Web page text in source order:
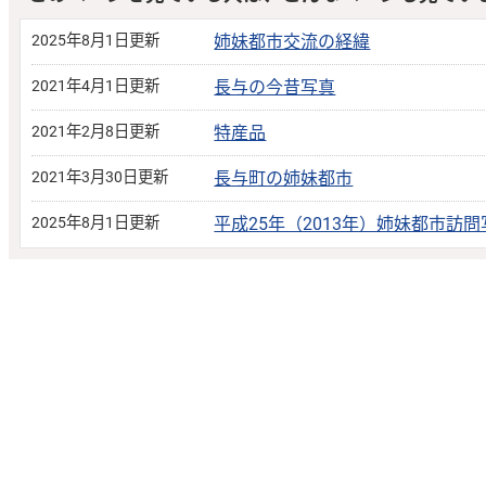
2025年8月1日更新 姉妹都市交流の経緯
2021年4月1日更新 長与の今昔写真
2021年2月8日更新 特産品
2021年3月30日更新 長与町の姉妹都市
2025年8月1日更新 平成25年（2013年）姉妹都市訪